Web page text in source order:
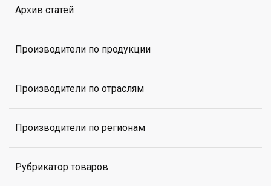
Архив статей
Производители по продукции
Производители по отраслям
Производители по регионам
Рубрикатор товаров